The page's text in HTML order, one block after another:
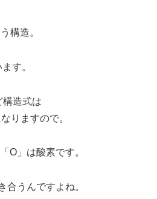
構造。
す。
構造式は
りますので。
O」は酸素です。
合うんですよね。